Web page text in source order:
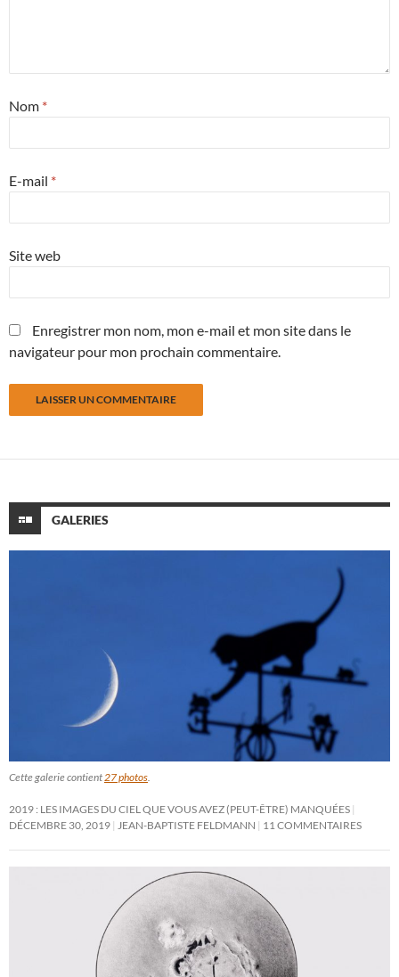
Nom *
E-mail *
Site web
Enregistrer mon nom, mon e-mail et mon site dans le
navigateur pour mon prochain commentaire.
GALERIES
Cette galerie contient27 photos.
2019 : LES IMAGES DU CIEL QUE VOUS AVEZ (PEUT-ÊTRE) MANQUÉES
DÉCEMBRE 30, 2019 JEAN-BAPTISTE FELDMANN 11 COMMENTAIRES